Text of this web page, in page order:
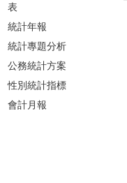
表
統計年報
統計專題分析
公務統計方案
性別統計指標
會計月報